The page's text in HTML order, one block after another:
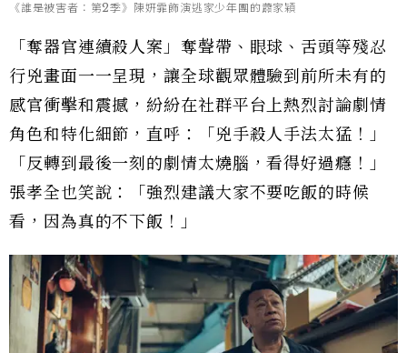
《誰是被害者：第2季》陳姸霏飾演逃家少年團的蕭家穎
「奪器官連續殺人案」奪聲帶、眼球、舌頭等殘忍
行兇畫面一一呈現，讓全球觀眾體驗到前所未有的
感官衝擊和震撼，紛紛在社群平台上熱烈討論劇情
角色和特化細節，直呼：「兇手殺人手法太猛！」
「反轉到最後一刻的劇情太燒腦，看得好過癮！」
張孝全也笑說：「強烈建議大家不要吃飯的時候
看，因為真的不下飯！」